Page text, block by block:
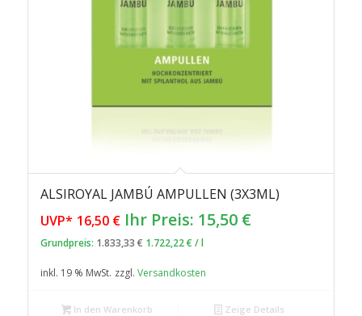
ALSIROYAL JAMBÚ AMPULLEN (3X3ML)
UVP* 16,50 € Ursprünglicher
Preis
16,50 €
Ihr Preis: 15,50 €Aktueller
Grundpreis: 1.833,33 € 1.722,22€ /l
inkl. 19 % MwSt. zzgl. Versandkosten
In den Warenkorb Zeige Details